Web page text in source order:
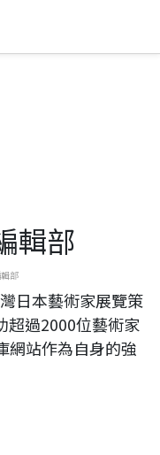
輯部
部
日本藝術家展覽策
超過2000位藝術家
網站作為自身的強